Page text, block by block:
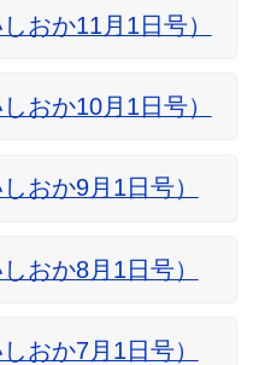
おか11月1日号）
おか10月1日号）
おか9月1日号）
おか8月1日号）
おか7月1日号）